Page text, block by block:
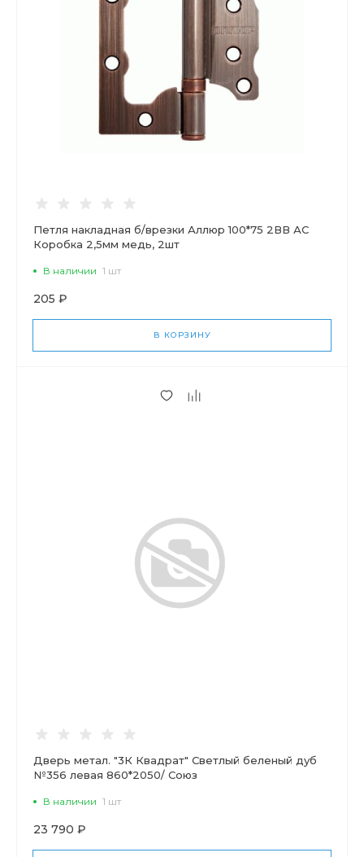
Петля накладная б/врезки Аллюр 100*75 2ВВ АС
Коробка 2,5мм медь, 2шт
В наличии 1 шт
205 ₽
В КОРЗИНУ
Дверь метал. "3К Квадрат" Светлый беленый дуб
№356 левая 860*2050/ Союз
В наличии 1 шт
23 790 ₽